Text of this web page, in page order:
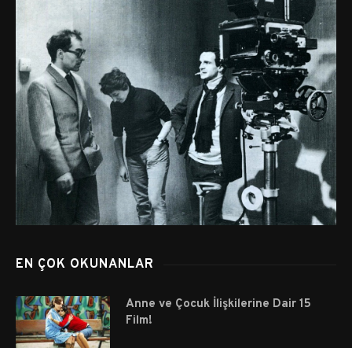
EN ÇOK OKUNANLAR
Anne ve Çocuk İlişkilerine Dair 15
Film!